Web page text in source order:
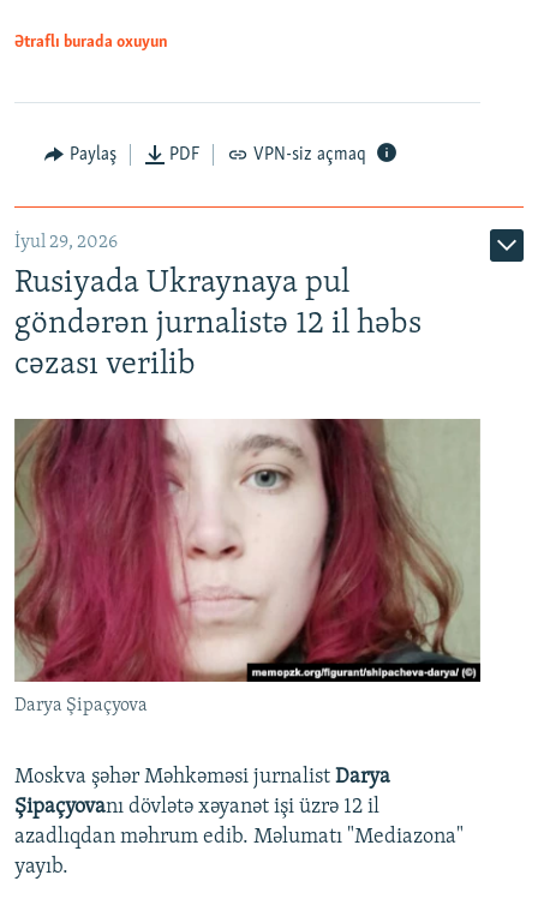
Ətraflı burada oxuyun
Paylaş PDF VPN-siz açmaq
İyul 29, 2026
Rusiyada Ukraynaya pul
göndərən jurnalistə 12 il həbs
cəzası verilib
Darya Şipaçyova
Moskva şəhər Məhkəməsi jurnalist Darya
Şipaçyovanı dövlətə xəyanət işi üzrə 12 il
azadlıqdan məhrum edib. Məlumatı "Mediazona"
yayıb.